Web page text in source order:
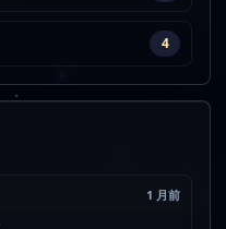
4
1 月前